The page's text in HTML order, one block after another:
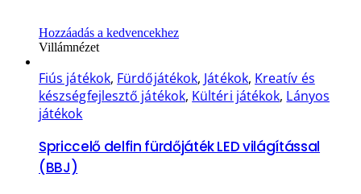
Hozzáadás a kedvencekhez
Villámnézet
Fiús játékok, Fürdőjátékok, Játékok, Kreatív és
készségfejlesztő játékok, Kültéri játékok, Lányos
játékok
Spriccelő delfin fürdőjáték LED világítással
(BBJ)